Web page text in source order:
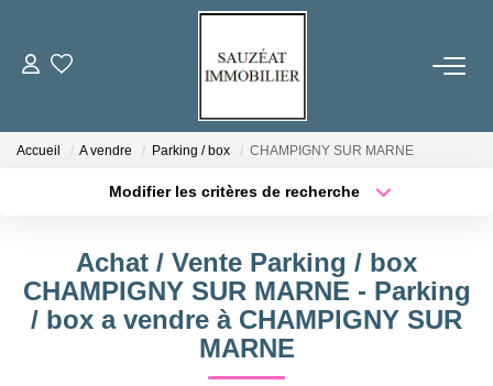
VENDRE
FAIRE GÉRER
Accueil A vendre Parking / box CHAMPIGNY SUR MARNE
Modifier les critères de recherche
Type de bien
Budget max Plus de critères
Achat / Vente Parking / box
CHAMPIGNY SUR MARNE - Parking
/ box a vendre à CHAMPIGNY SUR
MARNE